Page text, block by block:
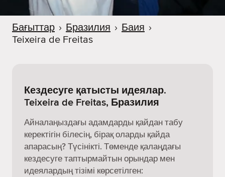
Бағыттар › Бразилия › Баия ›
Teixeira de Freitas
Кездесуге қатысты идеялар.
Teixeira de Freitas, Бразилия
Айналаңыздағы адамдарды қайдан табу
керектігін білесің, бірақ оларды қайда
апарасың? Түсінікті. Төменде қалаңдағы
кездесуге таптырмайтын орындар мен
идеялардың тізімі көрсетілген: